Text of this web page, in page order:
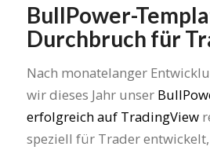
BullPower-
Durchbruch für
Nach monatelanger
wir dieses Jahr unser
erfolgreich auf TradingView
speziell für Trader